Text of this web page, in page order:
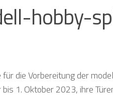
hobby-
die Vorbereitung der
1. Oktober 2023, ihre